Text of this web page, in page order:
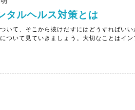
ルヘルス対策とは
いて、そこから抜けだすにはどうすればい
ついて見ていきましょう。大切なことはイ